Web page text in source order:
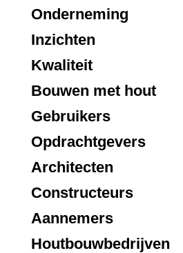
Onderneming
Inzichten
Kwaliteit
Bouwen met hout
Gebruikers
Opdrachtgevers
Architecten
Constructeurs
Aannemers
Houtbouwbedrijven